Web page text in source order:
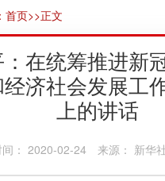
首页>>正文
在统筹推进新
济社会发展工
上的讲话
间： 2020-02-24 来源： 新华